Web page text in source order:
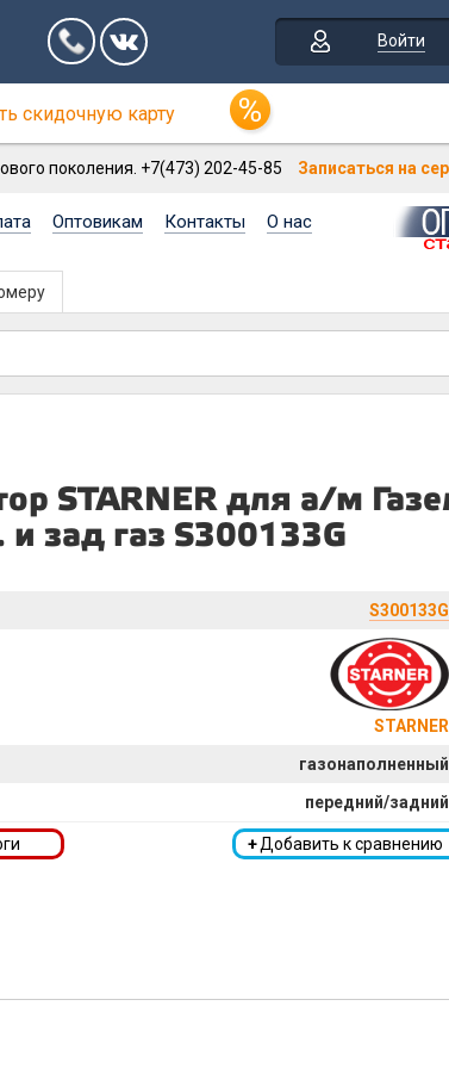
Войти
скидочную карту
поколения. +7(473) 202-45-85 Записаться на
Оптовикам Контакты О нас
STARNER для а/м
и зад газ S300133G
S300133G
STARNER
газонаполненный
передний/задний
+Добавить к сравнению